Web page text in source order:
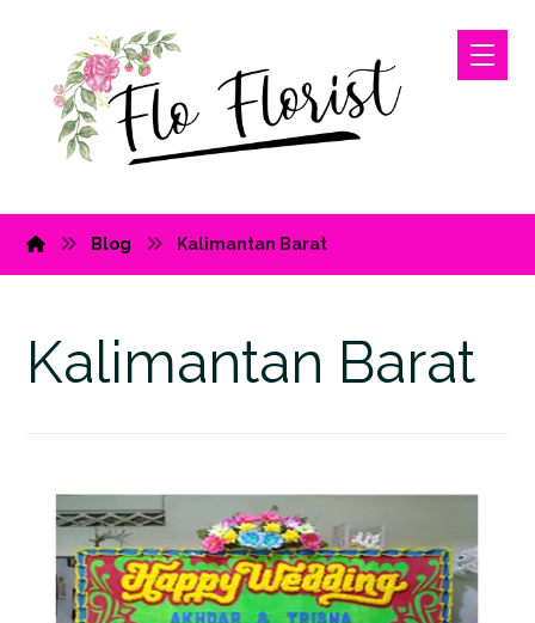
Blog Kalimantan Barat
Kalimantan Barat